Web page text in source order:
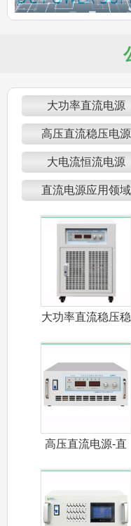
大功率直流电源
高压直流稳压电源
大电流恒流电源
直流电源应用领域
大功率直流稳压稳
高压直流电源-直